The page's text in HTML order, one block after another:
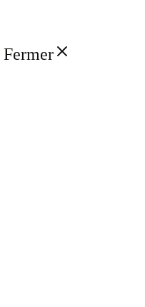
Fermer